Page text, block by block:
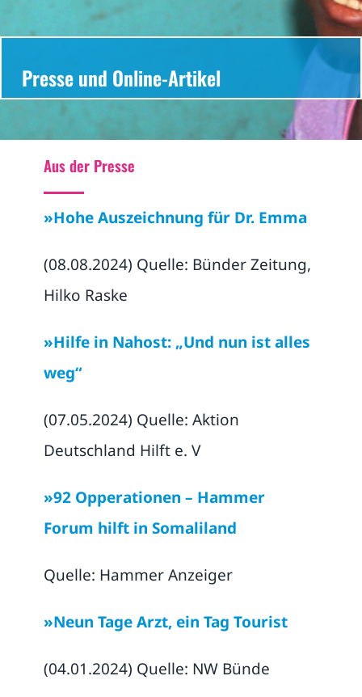
Publikationen
FAQ
Kontakt
nach:
Presse und Online-Artikel
Aus der Presse
»Hohe Auszeichnung für Dr. Emma
(08.08.2024) Quelle: Bünder Zeitung,
Hilko Raske
»Hilfe in Nahost: „Und nun ist alles
weg“
(07.05.2024) Quelle: Aktion
Deutschland Hilft e. V
»92 Opperationen – Hammer
Forum hilft in Somaliland
Quelle: Hammer Anzeiger
»Neun Tage Arzt, ein Tag Tourist
(04.01.2024) Quelle: NW Bünde